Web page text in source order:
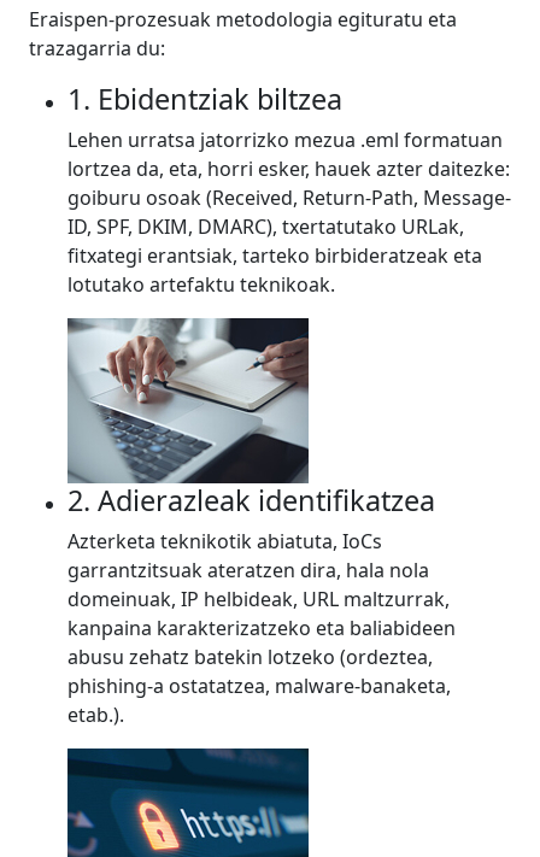
Eraispen-prozesuak metodologia egituratu eta
trazagarria du:
1. Ebidentziak biltzea
Lehen urratsa jatorrizko mezua .eml formatuan
lortzea da, eta, horri esker, hauek azter daitezke:
goiburu osoak (Received, Return-Path, Message-
ID, SPF, DKIM, DMARC), txertatutako URLak,
fitxategi erantsiak, tarteko birbideratzeak eta
lotutako artefaktu teknikoak.
2. Adierazleak identifikatzea
Azterketa teknikotik abiatuta, IoCs
garrantzitsuak ateratzen dira, hala nola
domeinuak, IP helbideak, URL maltzurrak,
kanpaina karakterizatzeko eta baliabideen
abusu zehatz batekin lotzeko (ordeztea,
phishing-a ostatatzea, malware-banaketa,
etab.).